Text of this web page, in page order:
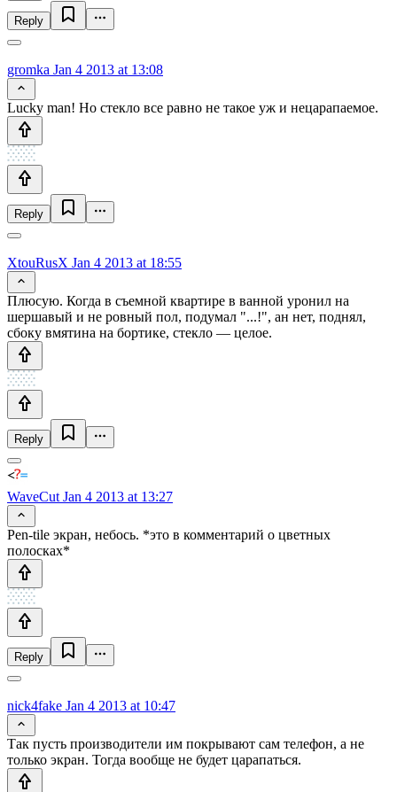
Reply
gromka Jan 4 2013 at 13:08
Lucky man! Но стекло все равно не такое уж и нецарапаемое.
Reply
XtouRusX Jan 4 2013 at 18:55
Плюсую. Когда в съемной квартире в ванной уронил на
шершавый и не ровный пол, подумал "...!", ан нет, поднял,
сбоку вмятина на бортике, стекло — целое.
Reply
WaveCut Jan 4 2013 at 13:27
Pen-tile экран, небось. *это в комментарий о цветных
полосках*
Reply
nick4fake Jan 4 2013 at 10:47
Так пусть производители им покрывают сам телефон, а не
только экран. Тогда вообще не будет царапаться.